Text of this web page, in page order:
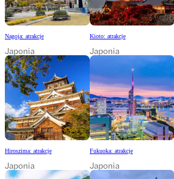
Nagoja: atrakcje
Japonia
Kioto: atrakcje
Japonia
Hiroszima: atrakcje
Japonia
Fukuoka: atrakcje
Japonia